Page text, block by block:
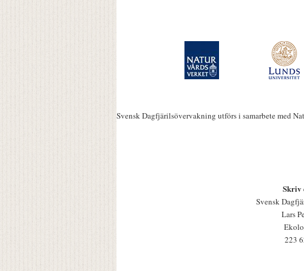
Svensk Dagfjärilsövervakning utförs i samarbete med
Skriv
Svensk
Lars
223